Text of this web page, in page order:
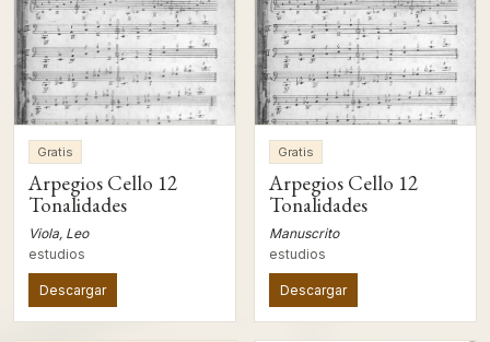
Gratis
Arpegios Cello 12
Tonalidades
Viola, Leo
estudios
Descargar
Gratis
Arpegios Cello 12
Tonalidades
Manuscrito
estudios
Descargar